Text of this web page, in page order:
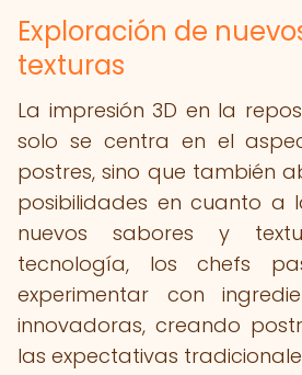
Exploración de
texturas
La impresión 3D en la
solo se centra en el
postres, sino que también
posibilidades en cuanto a
nuevos sabores y
tecnología, los chefs
experimentar con
innovadoras, creando
las expectativas